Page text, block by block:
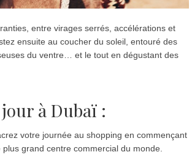
entre virages serrés, accélérations et
ensuite au coucher du soleil, entouré des
du ventre… et le tout en dégustant des
à Dubaï :
votre journée au shopping en commençant
plus grand centre commercial du monde.